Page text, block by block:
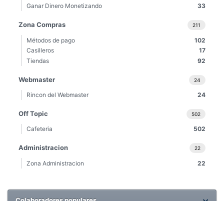
33
Ganar Dinero Monetizando
211
Zona Compras
102
Métodos de pago
17
Casilleros
92
Tiendas
24
Webmaster
24
Rincon del Webmaster
502
Off Topic
502
Cafeteria
22
Administracion
22
Zona Administracion